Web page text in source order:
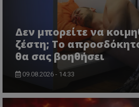
Δεν μπορείτε να
ζέστη; Το
θα σας βοηθήσει
09.08.2026 - 14:33